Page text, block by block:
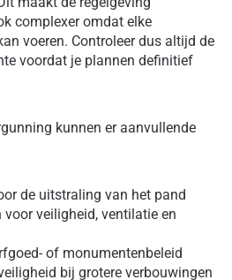
complexer omdat elke
voeren. Controleer dus altijd de
voordat je plannen definitief
kunnen er aanvullende
de uitstraling van het pand
voor veiligheid, ventilatie en
of monumentenbeleid
bij grotere verbouwingen